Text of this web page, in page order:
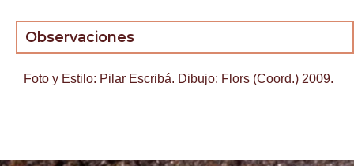
Observaciones
Foto y Estilo: Pilar Escribá. Dibujo: Flors (Coord.) 2009.